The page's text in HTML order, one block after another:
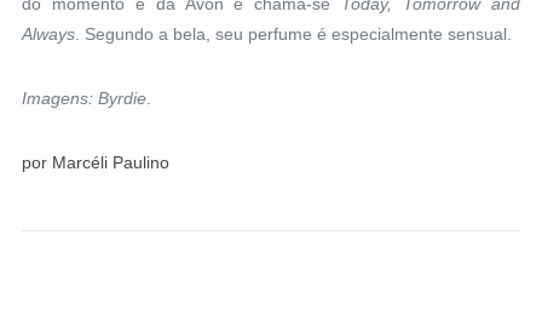
Always. Segundo a bela, seu perfume é especialmente sensual.
Imagens: Byrdie.
por Marcéli Paulino